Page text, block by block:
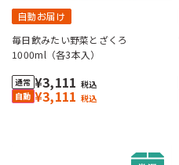
自動お届け
毎日飲みたい野菜とざくろ
1000ml（各3本入）
¥3,111 税込
¥3,111 税込